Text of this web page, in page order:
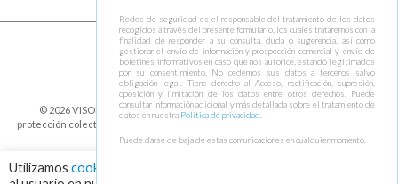
© 2026 VISOR FALL ARREST NETS Redes de seguridad y elementos de
protección colectiva ⁃
Política de cookies y protección de datos
envío⁃ Design byIxotype
Utilizamos cookies
Redes de seguridad es el responsable del tratamiento de los datos
recogidos a través del presente formulario, los cuales trataremos con la
finalidad de responder a su consulta, duda o sugerencia, así como
gestionar el envío de información y prospección comercial y envío de
boletines informativos en caso que nos autorice, estando legitimados
por su consentimiento. No cedemos sus datos a terceros salvo
obligación legal. Tiene derecho al Acceso, rectificación, supresión,
oposición y limitación de los datos entre otros derechos. Puede
consultar información adicional y más detallada sobre el tratamiento de
datos en nuestra Política de privacidad
Puede darse de baja de estas comunicaciones en cualquier momento.